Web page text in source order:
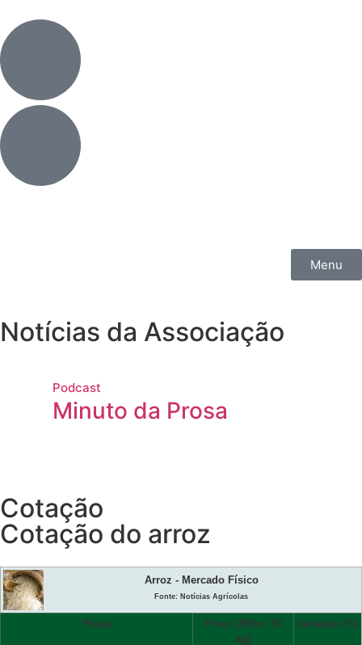
Menu
Notícias da Associação
Podcast
Minuto da Prosa
Cotação
Cotação do arroz
Arroz - Mercado Físico
Fonte: Notícias Agrícolas
Praça
Preço (R$/sc 50
kg)
Variação (%)